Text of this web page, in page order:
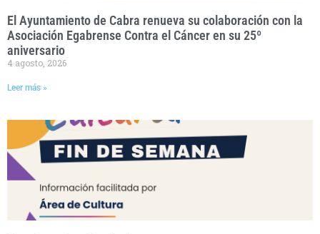
El Ayuntamiento de Cabra renueva su colaboración con la
Asociación Egabrense Contra el Cáncer en su 25º
aniversario
4 agosto, 2026
Leer más »